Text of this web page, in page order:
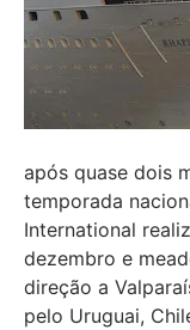
após quase dois
temporada
International
dezembro e
direção a
pelo Uruguai,